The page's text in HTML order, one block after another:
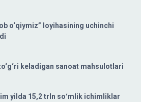
o‘qiymiz” loyihasining uchinchi
keladigan sanoat mahsulotlari
yilda 15,2 trln soʻmlik ichimliklar